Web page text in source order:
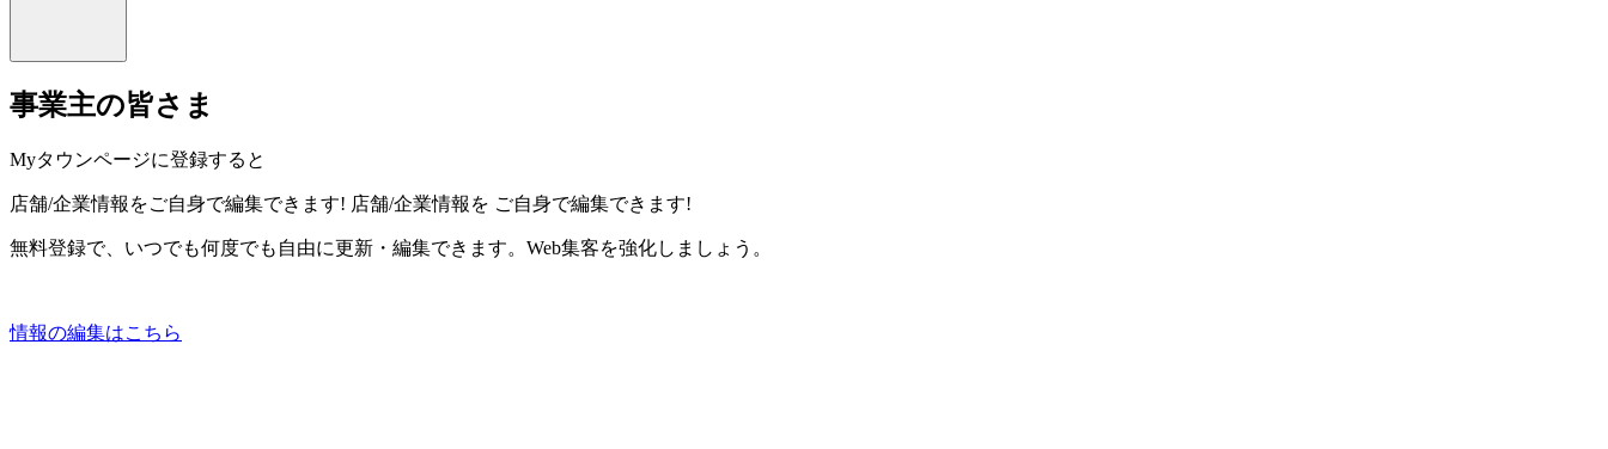
事業主の皆さま
Myタウンページに登録すると
店舗/企業情報をご自身で編集できます! 店舗/企業情報を ご自身で編集できます!
無料登録で、いつでも何度でも自由に更新・編集できます。Web集客を強化しましょう。
情報の編集はこちら